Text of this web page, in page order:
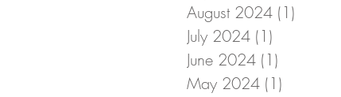
August 2024 (1)
July 2024 (1)
June 2024 (1)
May 2024 (1)